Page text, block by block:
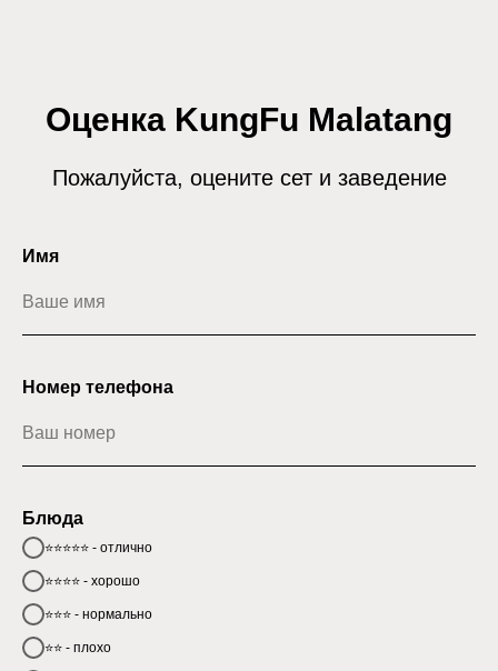
Оценка KungFu Malatang
Пожалуйста, оцените сет и заведение
Имя
Номер телефона
Блюда
⭐⭐⭐⭐⭐ - отлично
⭐⭐⭐⭐ - хорошо
⭐⭐⭐ - нормально
⭐⭐ - плохо